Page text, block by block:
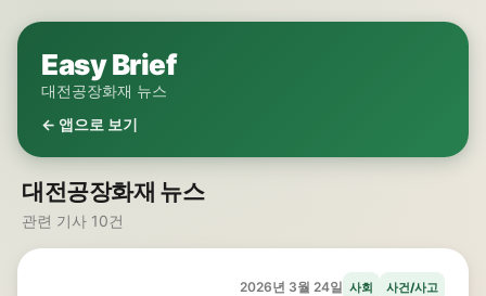
Easy Brief
대전공장화재 뉴스
← 앱으로 보기
대전공장화재 뉴스
관련 기사 10건
2026년 3월 24일 사회 사건/사고